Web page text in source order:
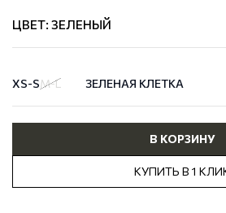
ЦВЕТ: ЗЕЛЕНЫЙ
В КОРЗИНУ
КУПИТЬ В 1
XS-SM-L ЗЕЛЕНАЯ КЛЕТКА